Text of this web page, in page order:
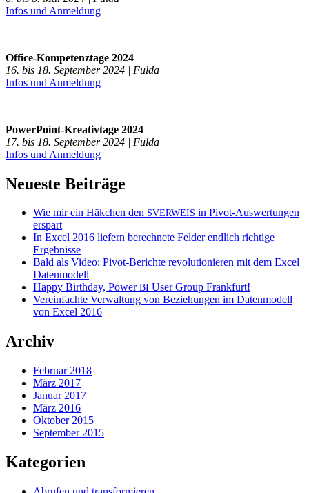
Infos und Anmeldung
Office-Kompetenztage 2024
16. bis 18. September 2024 | Fulda
Infos und Anmeldung
PowerPoint-Kreativtage 2024
17. bis 18. September 2024 | Fulda
Infos und Anmeldung
Neueste Beiträge
Wie mir ein Häkchen den SVERWEIS in Pivot-Auswertungen
erspart
In Excel 2016 liefern berechnete Felder endlich richtige
Ergebnisse
Bald als Video: Pivot-Berichte revolutionieren mit dem Excel
Datenmodell
Happy Birthday, PowerBI User Group Frankfurt!
Vereinfachte Verwaltung von Beziehungen im Datenmodell
von Excel 2016
Archiv
Februar 2018
März 2017
Januar 2017
März 2016
Oktober 2015
September 2015
Kategorien